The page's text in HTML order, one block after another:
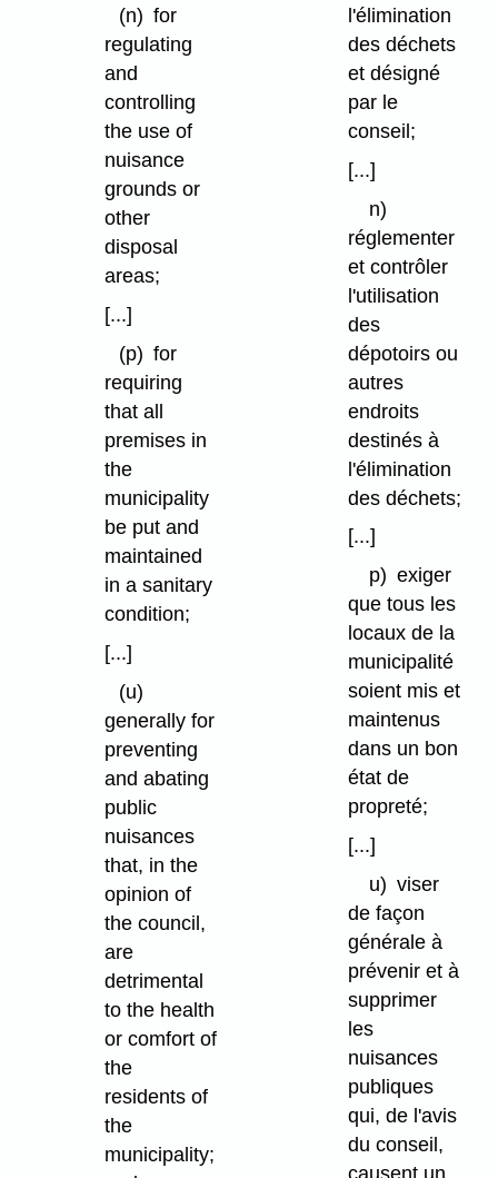
(n) for
regulating
and
controlling
the use of
nuisance
grounds or
other
disposal
areas;
[...]
(p) for
requiring
that all
premises in
the
municipality
be put and
maintained
in a sanitary
condition;
[...]
(u)
generally for
preventing
and abating
public
nuisances
that, in the
opinion of
the council,
are
detrimental
to the health
or comfort of
the
residents of
the
municipality;
l'élimination
des déchets
et désigné
par le
conseil;
[...]
n)
réglementer
et contrôler
l'utilisation
des
dépotoirs ou
autres
endroits
destinés à
l'élimination
des déchets;
[...]
p) exiger
que tous les
locaux de la
municipalité
soient mis et
maintenus
dans un bon
état de
propreté;
[...]
u) viser
de façon
générale à
prévenir et à
supprimer
les
nuisances
publiques
qui, de l'avis
du conseil,
causent un